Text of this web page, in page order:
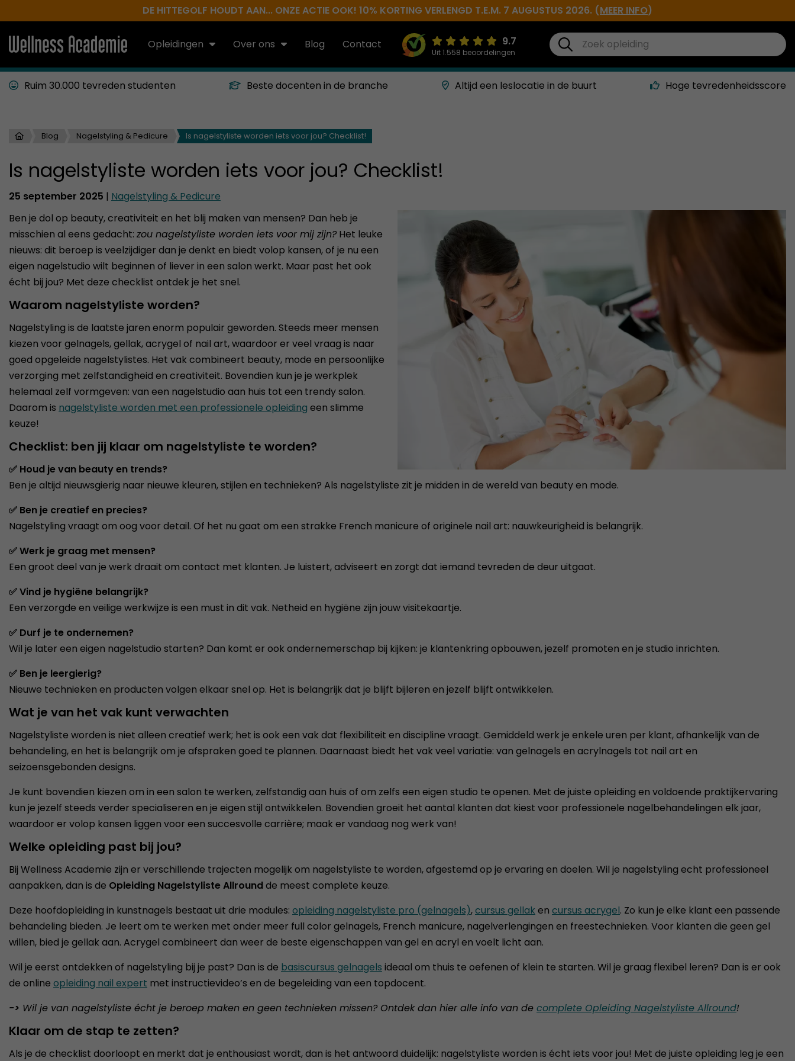
DE HITTEGOLF HOUDT AAN... ONZE ACTIE OOK! 10% KORTING VERLENGD T.E.M. 7 AUGUSTUS 2026. (MEER INFO)
Opleidingen Over ons Blog Contact 9.7
Uit 1.558 beoordelingen
Ruim 30.000 tevreden studenten Beste docenten in de branche Altijd een leslocatie in de buurt Hoge tevredenheidsscore
Blog Nagelstyling & Pedicure Is nagelstyliste worden iets voor jou? Checklist!
Is nagelstyliste worden iets voor jou? Checklist!
25 september 2025 | Nagelstyling & Pedicure
Ben je dol op beauty, creativiteit en het blij maken van mensen? Dan heb je
misschien al eens gedacht: zou nagelstyliste worden iets voor mij zijn?Het leuke
nieuws: dit beroep is veelzijdiger dan je denkt en biedt volop kansen, of je nu een
eigen nagelstudio wilt beginnen of liever in een salon werkt. Maar past het ook
écht bij jou? Met deze checklist ontdek je het snel.
Waarom nagelstyliste worden?
Nagelstyling is de laatste jaren enorm populair geworden. Steeds meer mensen
kiezen voor gelnagels, gellak, acrygel of nail art, waardoor er veel vraag is naar
goed opgeleide nagelstylistes. Het vak combineert beauty, mode en persoonlijke
verzorging met zelfstandigheid en creativiteit. Bovendien kun je je werkplek
helemaal zelf vormgeven: van een nagelstudio aan huis tot een trendy salon.
Daarom is nagelstyliste worden met een professionele opleiding een slimme
keuze!
Checklist: ben jij klaar om nagelstyliste te worden?
✅ Houd je van beauty en trends?
Ben je altijd nieuwsgierig naar nieuwe kleuren, stijlen en technieken? Als nagelstyliste zit je midden in de wereld van beauty en mode.
✅ Ben je creatief en precies?
Nagelstyling vraagt om oog voor detail. Of het nu gaat om een strakke French manicure of originele nail art: nauwkeurigheid is belangrijk.
✅ Werk je graag met mensen?
Een groot deel van je werk draait om contact met klanten. Je luistert, adviseert en zorgt dat iemand tevreden de deur uitgaat.
✅ Vind je hygiëne belangrijk?
Een verzorgde en veilige werkwijze is een must in dit vak. Netheid en hygiëne zijn jouw visitekaartje.
✅ Durf je te ondernemen?
Wil je later een eigen nagelstudio starten? Dan komt er ook ondernemerschap bij kijken: je klantenkring opbouwen, jezelf promoten en je studio inrichten.
✅ Ben je leergierig?
Nieuwe technieken en producten volgen elkaar snel op. Het is belangrijk dat je blijft bijleren en jezelf blijft ontwikkelen.
Wat je van het vak kunt verwachten
Nagelstyliste worden is niet alleen creatief werk; het is ook een vak dat flexibiliteit en discipline vraagt. Gemiddeld werk je enkele uren per klant, afhankelijk van de
behandeling, en het is belangrijk om je afspraken goed te plannen. Daarnaast biedt het vak veel variatie: van gelnagels en acrylnagels tot nail art en
seizoensgebonden designs.
Je kunt bovendien kiezen om in een salon te werken, zelfstandig aan huis of om zelfs een eigen studio te openen. Met de juiste opleiding en voldoende praktijkervaring
kun je jezelf steeds verder specialiseren en je eigen stijl ontwikkelen. Bovendien groeit het aantal klanten dat kiest voor professionele nagelbehandelingen elk jaar,
waardoor er volop kansen liggen voor een succesvolle carrière; maak er vandaag nog werk van!
Welke opleiding past bij jou?
Bij Wellness Academie zijn er verschillende trajecten mogelijk om nagelstyliste te worden, afgestemd op je ervaring en doelen. Wil je nagelstyling echt professioneel
aanpakken, dan is de Opleiding Nagelstyliste Allroundde meest complete keuze.
Deze hoofdopleiding in kunstnagels bestaat uit drie modules: opleiding nagelstyliste pro (gelnagels),cursus gellak en cursus acrygel. Zo kun je elke klant een passende
behandeling bieden. Je leert om te werken met onder meer full color gelnagels, French manicure, nagelverlengingen en freestechnieken. Voor klanten die geen gel
willen, bied je gellak aan. Acrygel combineert dan weer de beste eigenschappen van gel en acryl en voelt licht aan.
Wil je eerst ontdekken of nagelstyling bij je past? Dan is de basiscursus gelnagels ideaal om thuis te oefenen of klein te starten. Wil je graag flexibel leren? Dan is er ook
de online opleiding nail expert met instructievideo’s en de begeleiding van een topdocent.
-> Wil je van nagelstyliste écht je beroep maken en geen technieken missen? Ontdek dan hier alle info van de complete Opleiding Nagelstyliste Allround!
Klaar om de stap te zetten?
Als je de checklist doorloopt en merkt dat je enthousiast wordt, dan is het antwoord duidelijk: nagelstyliste worden is écht iets voor jou! Met de juiste opleiding leg je een